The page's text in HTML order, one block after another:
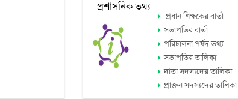
প্রশাসনিক তথ্য
প্রধান শিক্ষকের বার্তা
সভাপতির বার্তা
পরিচালনা পর্ষদ তথ্য
সভাপতির তালিকা
দাতা সদস্যদের তালিকা
প্রাক্তন সদস্যদের তালিকা